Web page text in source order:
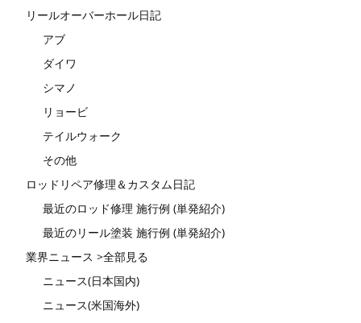
リールオーバーホール日記
アブ
ダイワ
シマノ
リョービ
テイルウォーク
その他
ロッドリペア修理＆カスタム日記
最近のロッド修理 施行例 (単発紹介)
最近のリール塗装 施行例 (単発紹介)
業界ニュース >全部見る
ニュース(日本国内)
ニュース(米国海外)